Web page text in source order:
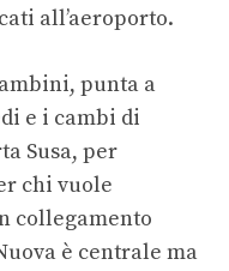
all’aeroporto.
punta a
e i cambi di
Susa, per
chi vuole
collegamento
è centrale ma